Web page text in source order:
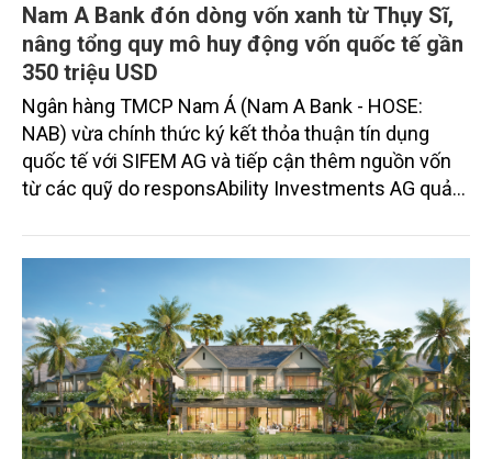
Nam A Bank đón dòng vốn xanh từ Thụy Sĩ,
nâng tổng quy mô huy động vốn quốc tế gần
350 triệu USD
Ngân hàng TMCP Nam Á (Nam A Bank - HOSE:
NAB) vừa chính thức ký kết thỏa thuận tín dụng
quốc tế với SIFEM AG và tiếp cận thêm nguồn vốn
từ các quỹ do responsAbility Investments AG quản
thu hút thành công từ đầu năm đến nay lên gần 350